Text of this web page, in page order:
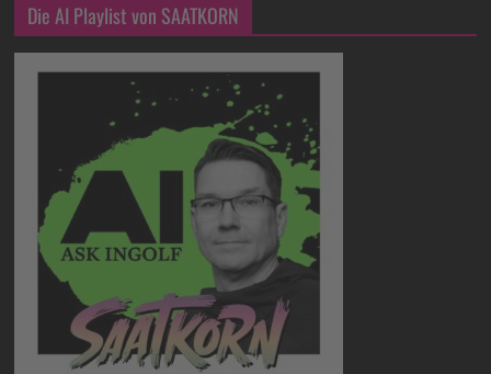
Die AI Playlist von SAATKORN